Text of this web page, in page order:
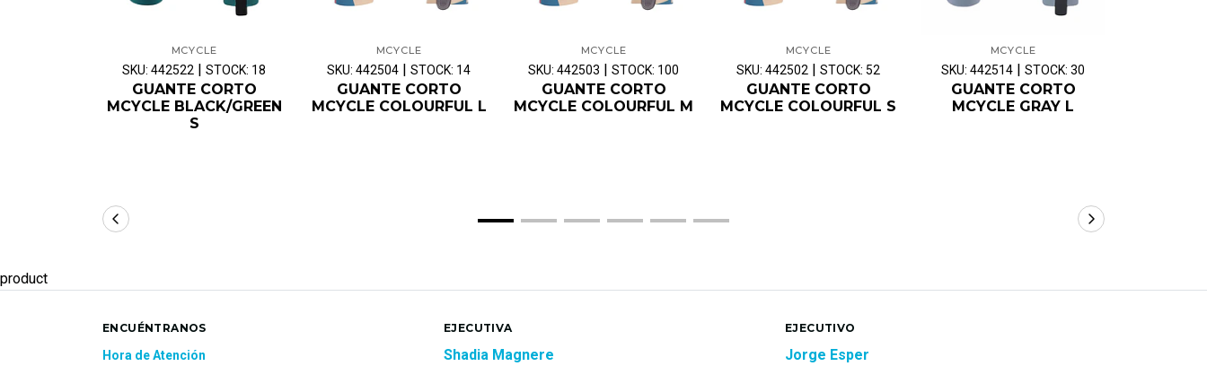
MCYCLE
SKU: 442522 | STOCK: 18
GUANTE CORTO
MCYCLE BLACK/GREEN
S
MCYCLE
SKU: 442504 | STOCK: 14
GUANTE CORTO
MCYCLE COLOURFUL L
MCYCLE
SKU: 442503 | STOCK: 100
GUANTE CORTO
MCYCLE COLOURFUL M
MCYCLE
SKU: 442502 | STOCK: 52
GUANTE CORTO
MCYCLE COLOURFUL S
MCYCLE
SKU: 442514 | STOCK: 30
GUANTE CORTO
MCYCLE GRAY L
product
ENCUÉNTRANOS
Hora de Atención
EJECUTIVA
Shadia Magnere
EJECUTIVO
Jorge Esper